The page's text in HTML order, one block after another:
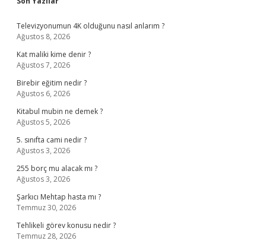
Sidebar
Televizyonumun 4K olduğunu nasıl anlarım ?
Ağustos 8, 2026
Kat maliki kime denir ?
Ağustos 7, 2026
Birebir eğitim nedir ?
Ağustos 6, 2026
Kitabul mubin ne demek ?
Ağustos 5, 2026
5. sınıfta cami nedir ?
Ağustos 3, 2026
255 borç mu alacak mı ?
Ağustos 3, 2026
Şarkıcı Mehtap hasta mı ?
Temmuz 30, 2026
Tehlikeli görev konusu nedir ?
Temmuz 28, 2026